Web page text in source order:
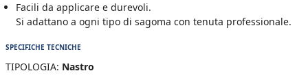
Facili da applicare e durevoli.
Si adattano a ogni tipo di sagoma con tenuta professionale.
SPECIFICHE TECNICHE
TIPOLOGIA: Nastro